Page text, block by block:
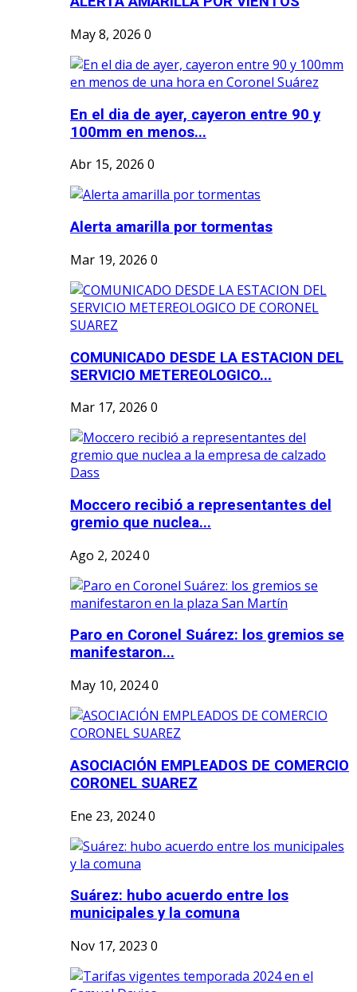
May 8, 2026 0
En el dia de ayer, cayeron entre 90 y
100mm en menos...
Abr 15, 2026 0
Alerta amarilla por tormentas
Mar 19, 2026 0
COMUNICADO DESDE LA ESTACION DEL
SERVICIO METEREOLOGICO...
Mar 17, 2026 0
Moccero recibió a representantes del
gremio que nuclea...
Ago 2, 20240
Paro en Coronel Suárez: los gremios se
manifestaron...
May 10, 20240
ASOCIACIÓN EMPLEADOS DE COMERCIO
CORONEL SUAREZ
Ene 23, 20240
Suárez: hubo acuerdo entre los
municipales y la comuna
Nov 17, 2023 0